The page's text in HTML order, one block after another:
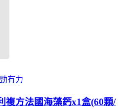
有力
複方法國海藻鈣x1盒(60顆/